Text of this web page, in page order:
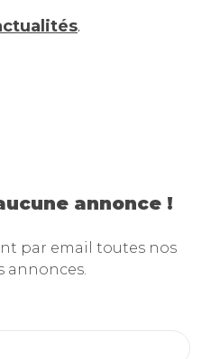
.
annonce !
par email toutes nos
annonces.